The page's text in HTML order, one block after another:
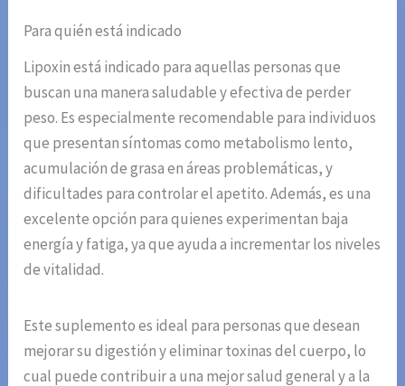
Para quién está indicado
Lipoxin está indicado para aquellas personas que
buscan una manera saludable y efectiva de perder
peso. Es especialmente recomendable para individuos
que presentan síntomas como metabolismo lento,
acumulación de grasa en áreas problemáticas, y
dificultades para controlar el apetito. Además, es una
excelente opción para quienes experimentan baja
energía y fatiga, ya que ayuda a incrementar los niveles
de vitalidad.
Este suplemento es ideal para personas que desean
mejorar su digestión y eliminar toxinas del cuerpo, lo
cual puede contribuir a una mejor salud general y a la